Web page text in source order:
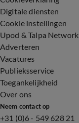
Digitale diensten
Cookie instellingen
Upod & Talpa Network
Adverteren
Vacatures
Publieksservice
Toegankelijkheid
Over ons
Neem contact op
+31 (0)6 - 549 628 21